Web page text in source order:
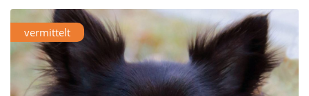
vermittelt